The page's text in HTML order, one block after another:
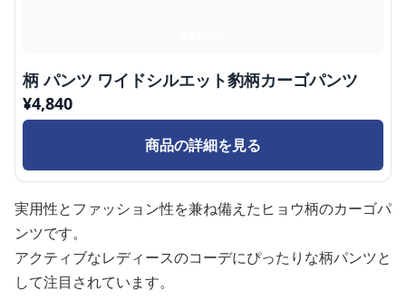
柄 パンツ ワイドシルエット豹柄カーゴパンツ
¥4,840
商品の詳細を見る
実用性とファッション性を兼ね備えたヒョウ柄のカーゴパ
ンツです。
アクティブなレディースのコーデにぴったりな柄パンツと
して注目されています。